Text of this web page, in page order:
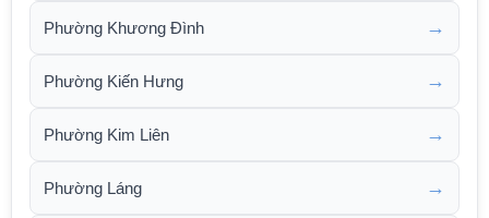
Phường Khương Đình →
Phường Kiến Hưng →
Phường Kim Liên →
Phường Láng →